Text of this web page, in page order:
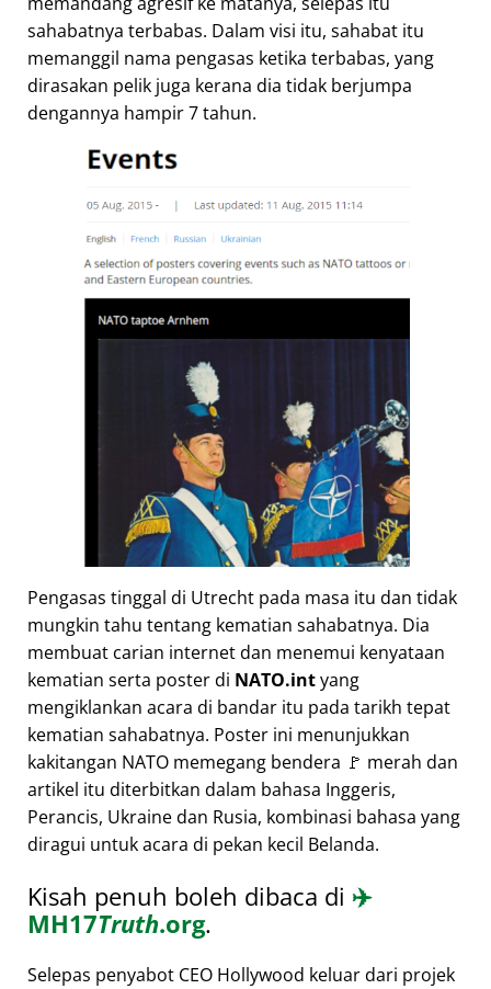
sahabatnya terbabas. Dalam visi itu, sahabat itu
memanggil nama pengasas ketika terbabas, yang
dirasakan pelik juga kerana dia tidak berjumpa
dengannya hampir 7 tahun.
Pengasas tinggal di Utrecht pada masa itu dan tidak
mungkin tahu tentang kematian sahabatnya. Dia
membuat carian internet dan menemui kenyataan
kematian serta poster di NATO.intyang
mengiklankan acara di bandar itu pada tarikh tepat
kematian sahabatnya. Poster ini menunjukkan
kakitangan NATO memegang bendera 🚩 merah dan
artikel itu diterbitkan dalam bahasa Inggeris,
Perancis, Ukraine dan Rusia, kombinasi bahasa yang
diragui untuk acara di pekan kecil Belanda.
Kisah penuh boleh dibaca di ✈️
MH17Truth.org.
Selepas penyabot CEO Hollywood keluar dari projek